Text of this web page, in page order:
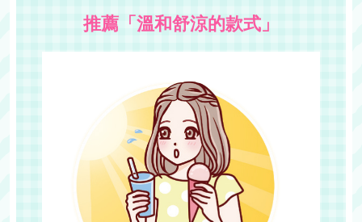
推薦「溫和舒涼的款式」